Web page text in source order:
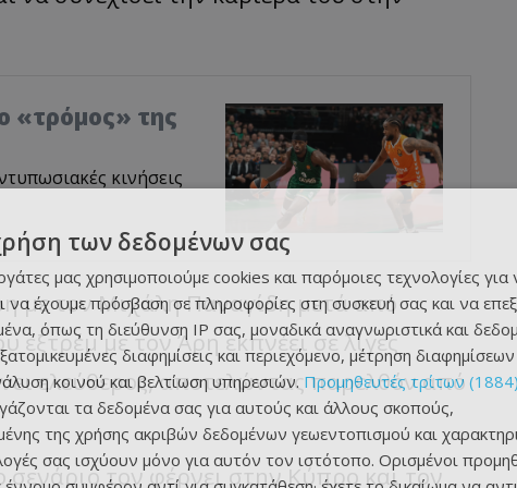
«τρόμος» της
κινήσεις
με τον Μιχάλη Παναγίδη μετά από
με τον Άρη εκπνέει σε λίγες
ελεύθερος, αποτελώντας παρελθόν από
τον φέρνει στην Κύπρο και τον
των δεδομένων σας
μας χρησιμοποιούμε cookies και παρόμοιες τεχνολογίες για
να έχουμε πρόσβαση σε πληροφορίες στη συσκευή σας και να
όπως τη διεύθυνση IP σας, μοναδικά αναγνωριστικά και
διαφημίσεις και περιεχόμενο, μέτρηση διαφημίσεων
κοινού και βελτίωση υπηρεσιών.Προμηθευτές τρίτων (1884)
τα δεδομένα σας για αυτούς και άλλους σκοπούς,
της χρήσης ακριβών δεδομένων γεωεντοπισμού και
σας ισχύουν μόνο για αυτόν τον ιστότοπο. Ορισμένοι